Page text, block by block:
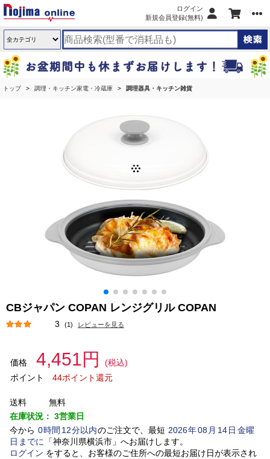
ログイン
新規会員登録(無料)
トップ 調理・キッチン家電・冷蔵庫 調理器具・キッチン雑貨
CBジャパン COPAN レンジグリル COPAN
3 (1) レビューを見る
価格 4,451円
(税込)
ポイント
44ポイント還元
送料
無料
在庫状況： 3営業日
今から 0時間 12分以内のご注文で、最短 2026年08 月 14日金曜
日 までに 「神奈川県横浜市」 へお届けします。
ログイン をすると、お客様のご住所への最短お届け日が表示され